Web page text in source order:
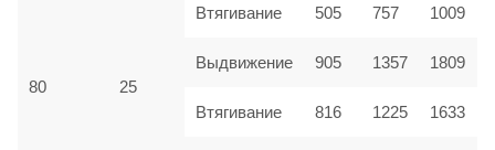
Втягивание 505 757 1009
80 25
Выдвижение 905 1357 1809
Втягивание 816 1225 1633